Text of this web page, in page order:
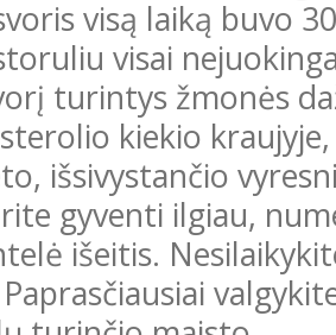
visą laiką buvo
visai
turintys žmonės
kiekio
išsivystančio
gyventi ilgiau,
išeitis.